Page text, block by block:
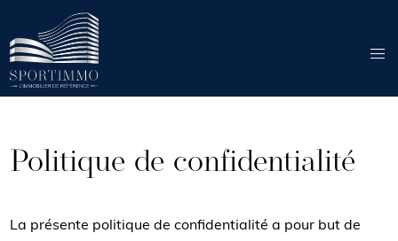
menu
Politique de confidentialité
La présente politique de confidentialité a pour but de